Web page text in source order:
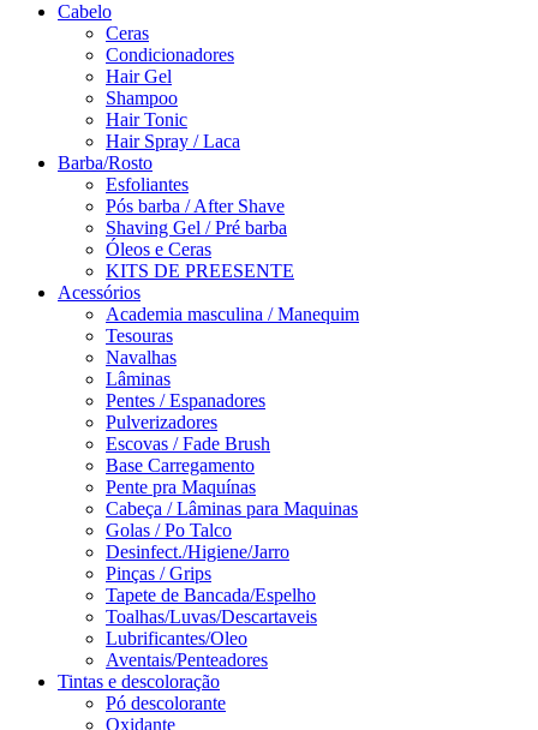
Cabelo
Ceras
Condicionadores
Hair Gel
Shampoo
Hair Tonic
Hair Spray / Laca
Barba/Rosto
Esfoliantes
Pós barba / After Shave
Shaving Gel / Pré barba
Óleos e Ceras
KITS DE PREESENTE
Acessórios
Academia masculina / Manequim
Tesouras
Navalhas
Lâminas
Pentes / Espanadores
Pulverizadores
Escovas / Fade Brush
Base Carregamento
Pente pra Maquínas
Cabeça / Lâminas para Maquinas
Golas / Po Talco
Desinfect./Higiene/Jarro
Pinças / Grips
Tapete de Bancada/Espelho
Toalhas/Luvas/Descartaveis
Lubrificantes/Oleo
Aventais/Penteadores
Tintas e descoloração
Pó descolorante
Oxidante